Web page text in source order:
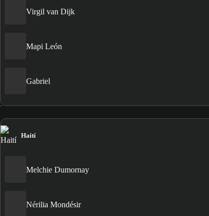
Virgil van Dijk
Mapi León
Gabriel
Haití
Melchie Dumornay
Nérilia Mondésir